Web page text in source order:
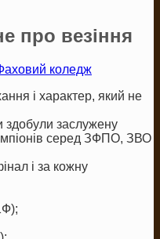
про везіння
коледж
і характер, який не
здобули заслужену
серед ЗФПО, ЗВО
і за кожну